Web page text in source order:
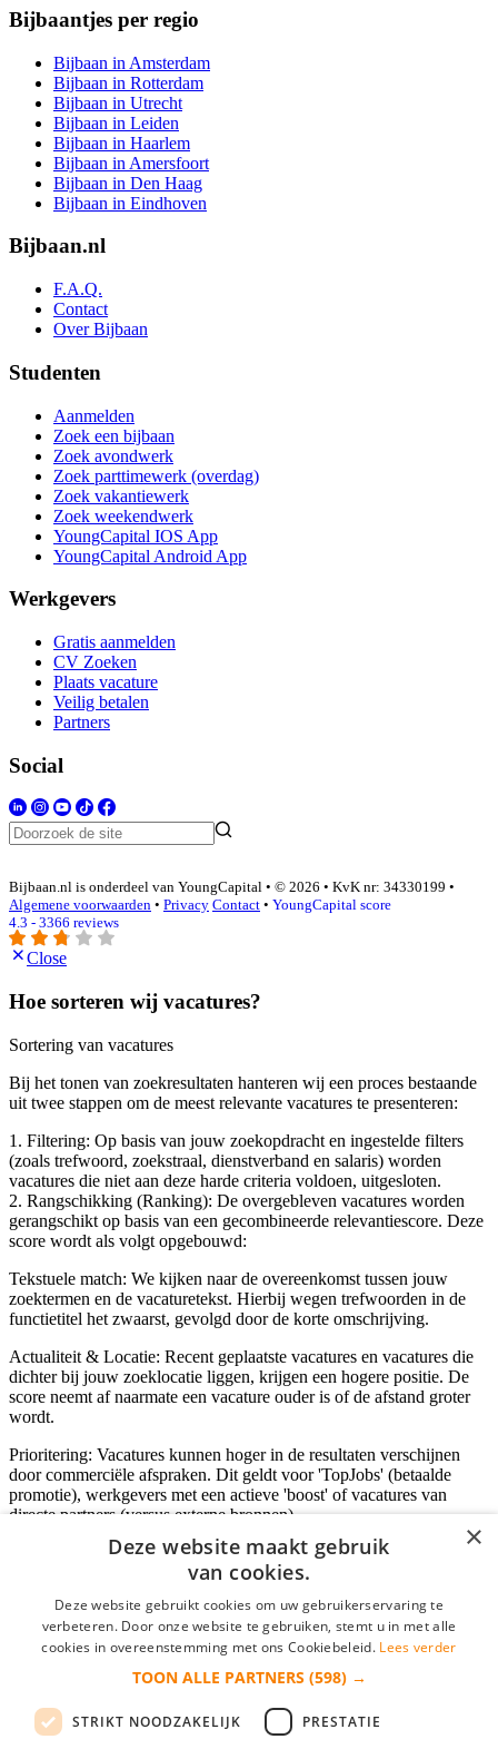
Bijbaantjes per regio
Bijbaan in Amsterdam
Bijbaan in Rotterdam
Bijbaan in Utrecht
Bijbaan in Leiden
Bijbaan in Haarlem
Bijbaan in Amersfoort
Bijbaan in Den Haag
Bijbaan in Eindhoven
Bijbaan.nl
F.A.Q.
Contact
Over Bijbaan
Studenten
Aanmelden
Zoek een bijbaan
Zoek avondwerk
Zoek parttimewerk (overdag)
Zoek vakantiewerk
Zoek weekendwerk
YoungCapital IOS App
YoungCapital Android App
Werkgevers
Gratis aanmelden
CV Zoeken
Plaats vacature
Veilig betalen
Partners
Social
Bijbaan.nl is onderdeel van YoungCapital • © 2026 • KvK nr: 34330199 •
Algemene voorwaarden • Privacy Contact • YoungCapital score
4.3 - 3366 reviews
Close
Hoe sorteren wij vacatures?
Sortering van vacatures
Bij het tonen van zoekresultaten hanteren wij een proces bestaande
uit twee stappen om de meest relevante vacatures te presenteren:
1. Filtering: Op basis van jouw zoekopdracht en ingestelde filters
(zoals trefwoord, zoekstraal, dienstverband en salaris) worden
vacatures die niet aan deze harde criteria voldoen, uitgesloten.
2. Rangschikking (Ranking): De overgebleven vacatures worden
gerangschikt op basis van een gecombineerde relevantiescore. Deze
score wordt als volgt opgebouwd:
Tekstuele match: We kijken naar de overeenkomst tussen jouw
zoektermen en de vacaturetekst. Hierbij wegen trefwoorden in de
functietitel het zwaarst, gevolgd door de korte omschrijving.
Actualiteit & Locatie: Recent geplaatste vacatures en vacatures die
dichter bij jouw zoeklocatie liggen, krijgen een hogere positie. De
score neemt af naarmate een vacature ouder is of de afstand groter
wordt.
Prioritering: Vacatures kunnen hoger in de resultaten verschijnen
door commerciële afspraken. Dit geldt voor 'TopJobs' (betaalde
promotie), werkgevers met een actieve 'boost' of vacatures van
directe partners (versus externe bronnen).
Inloggen als bedrijf
*
login gegevens onthouden
×
Deze website maakt gebruik
van cookies.
Deze website gebruikt cookies om uw gebruikerservaring te
verbeteren. Door onze website te gebruiken, stemt u in met alle
cookies in overeenstemming met ons Cookiebeleid. Lees verder
TOON ALLE PARTNERS (598) →
STRIKT NOODZAKELIJK PRESTATIE